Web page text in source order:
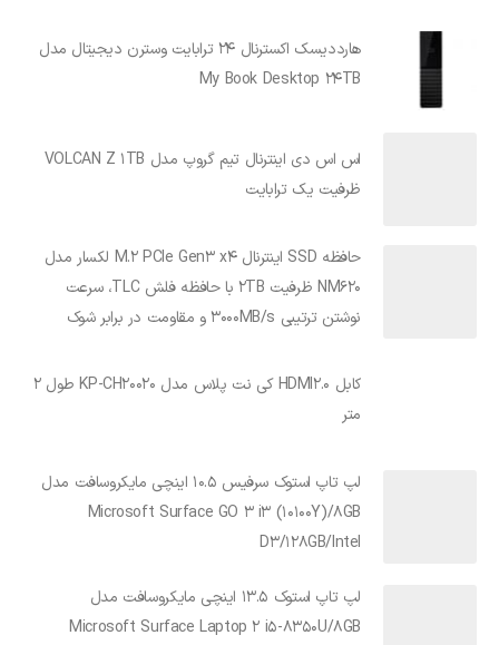
هارددیسک اکسترنال 24 ترابایت وسترن دیجیتال مدل
My Book Desktop 24TB
اس اس دی اینترنال تیم گروپ مدل VOLCAN Z 1TB
ظرفیت یک ترابایت
حافظه SSD اینترنال M.2 PCIe Gen3 x4 لکسار مدل
NM620 ظرفیت 2TB با حافظه فلش TLC، سرعت
نوشتن ترتیبی 3000MB/s و مقاومت در برابر شوک
کابل HDMI2.0 کی نت پلاس مدل KP-CH20020 طول 2
متر
لپ تاپ استوک سرفیس 10.5 اینچی مایکروسافت مدل
Microsoft Surface GO 3 i3 (10100Y)/8GB
D3/128GB/Intel
لپ تاپ استوک 13.5 اینچی مایکروسافت مدل
Microsoft Surface Laptop 2 i5-8350U/8GB